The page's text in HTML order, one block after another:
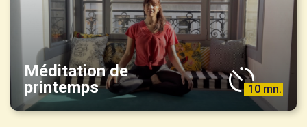
Méditation de
printemps
10 mn.